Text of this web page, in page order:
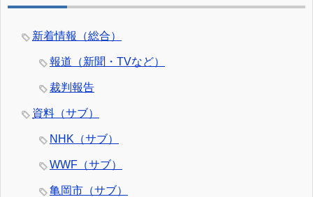
新着情報（総合）
報道（新聞・TVなど）
裁判報告
資料（サブ）
NHK（サブ）
WWF（サブ）
亀岡市（サブ）